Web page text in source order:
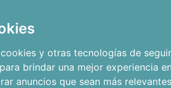
y otras tecnologías de
para brindar una mejor experiencia
anuncios que sean más